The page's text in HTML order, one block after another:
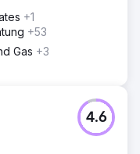
+1
+53
Gas +3
4.6